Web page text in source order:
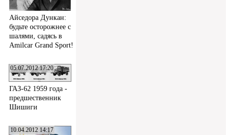
Айседора Дункан:
будьте осторожнее с
шалями, садясь в
Amilcar Grand Sport!
05.07.2012 17:20
ГАЗ-62 1959 года -
предшественник
Шишиги
10.04.2012 14:17